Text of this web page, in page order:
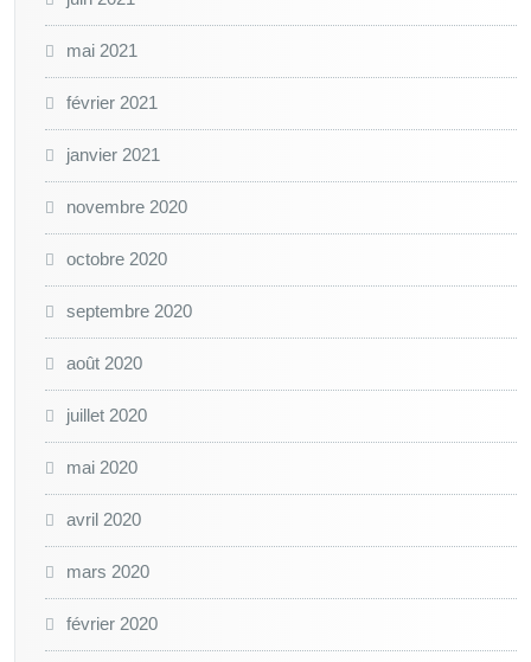
mai 2021
février 2021
janvier 2021
novembre 2020
octobre 2020
septembre 2020
août 2020
juillet 2020
mai 2020
avril 2020
mars 2020
février 2020